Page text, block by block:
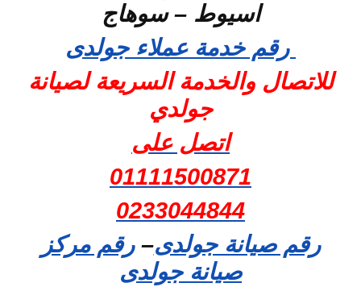
اسيوط – سوهاج
رقم خدمة عملاء جولدى
للاتصال والخدمة السريعة لصيانة
جولدي
اتصل على
01111500871
0233044844
رقم صيانة جولدى–رقم مركز
صيانة جولدى